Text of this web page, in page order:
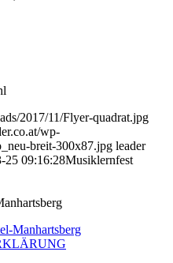
2017/11/Flyer-quadrat.jpg
wp-
breit-300x87.jpg leader
25 09:16:28Musiklernfest
Manhartsberg